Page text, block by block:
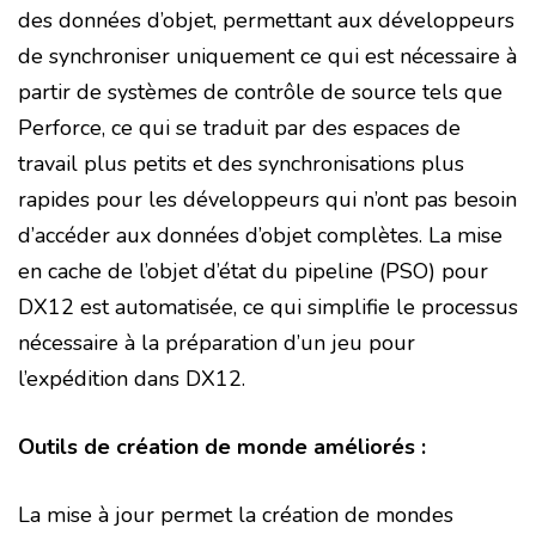
des données d’objet, permettant aux développeurs
de synchroniser uniquement ce qui est nécessaire à
partir de systèmes de contrôle de source tels que
Perforce, ce qui se traduit par des espaces de
travail plus petits et des synchronisations plus
rapides pour les développeurs qui n’ont pas besoin
d’accéder aux données d’objet complètes. La mise
en cache de l’objet d’état du pipeline (PSO) pour
DX12 est automatisée, ce qui simplifie le processus
nécessaire à la préparation d’un jeu pour
l’expédition dans DX12.
Outils de création de monde améliorés :
La mise à jour permet la création de mondes